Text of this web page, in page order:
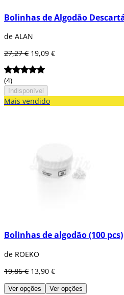
Bolinhas de Algodão
de ALAN
27,27 € 19,09 €
(4)
Indisponível
Mais vendido
Bolinhas de algodão (100 pcs)
de ROEKO
19,86 € 13,90 €
Ver opções Ver opções